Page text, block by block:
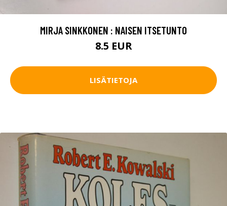
MIRJA SINKKONEN : NAISEN ITSETUNTO
8.5 EUR
LISÄTIETOJA